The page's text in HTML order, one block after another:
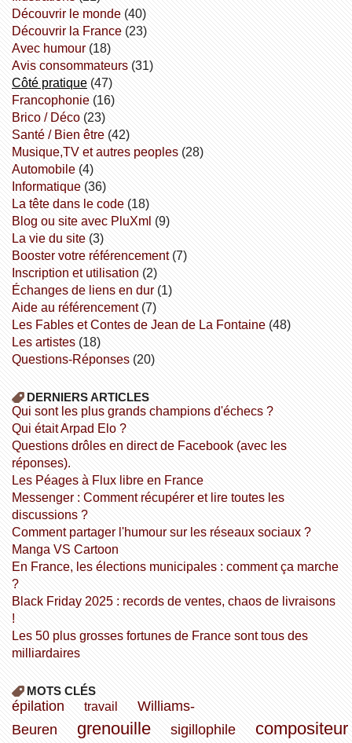
découvrir le monde(40)
découvrir la France(23)
avec humour(18)
avis consommateurs(31)
côté pratique(47)
Francophonie(16)
Brico / Déco(23)
Santé / Bien être(42)
Musique,TV et autres peoples(28)
Automobile(4)
informatique(36)
la tête dans le code(18)
Blog ou site avec PluXml (9)
la vie du site(3)
booster votre référencement(7)
inscription et utilisation (2)
échanges de liens en dur(1)
aide au référencement(7)
Les Fables et Contes de Jean de La Fontaine(48)
Les artistes(18)
Questions-Réponses(20)
DERNIERS ARTICLES
Qui sont les plus grands champions d'échecs ?
Qui était Arpad Elo ?
Questions drôles en direct de Facebook (avec les
réponses).
Les Péages à Flux libre en France
Messenger : Comment récupérer et lire toutes les
discussions ?
Comment partager l'humour sur les réseaux sociaux ?
Manga VS Cartoon
En France, les élections municipales : comment ça marche
?
Black Friday 2025 : records de ventes, chaos de livraisons
!
Les 50 plus grosses fortunes de France sont tous des
milliardaires
MOTS CLÉS
épilation travail
Williams-
Beuren
grenouille sigillophile compositeur